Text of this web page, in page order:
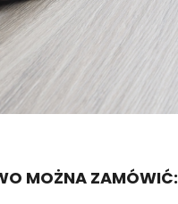
MOŻNA ZAMÓWIĆ: